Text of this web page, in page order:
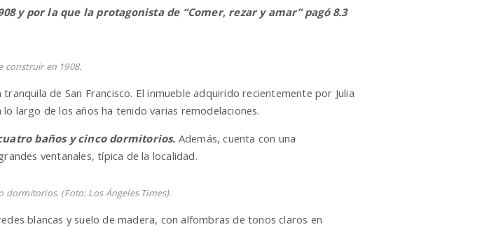
y por la que la protagonista de “Comer, rezar y amar” pagó 8.3
construir en 1908.
de San Francisco. El inmueble adquirido recientemente por Julia
largo de los años ha tenido varias remodelaciones.
baños y cinco dormitorios. Además, cuenta con una
ventanales, típica de la localidad.
dormitorios. (Foto: Los Ángeles Times).
blancas y suelo de madera, con alfombras de tonos claros en